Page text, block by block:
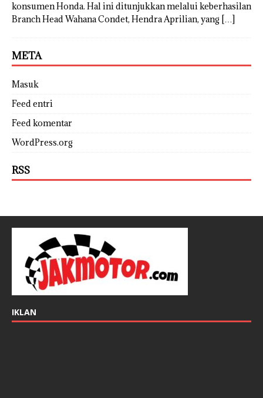
konsumen Honda. Hal ini ditunjukkan melalui keberhasilan
Branch Head Wahana Condet, Hendra Aprilian, yang […]
META
Masuk
Feed entri
Feed komentar
WordPress.org
RSS
IKLAN